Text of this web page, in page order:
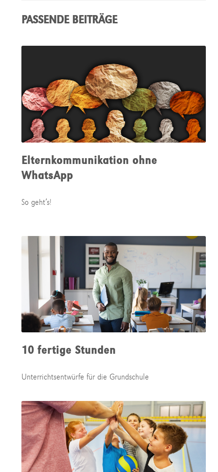
PASSENDE BEITRÄGE
Elternkommunikation ohne
WhatsApp
So geht’s!
10 fertige Stunden
Unterrichtsentwürfe für die Grundschule